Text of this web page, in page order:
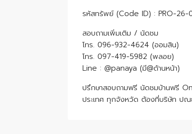
รหัสทรัพย์ (Code ID) : PRO-26-
สอบถามเพิ่มเติม / นัดชม
โทร. 096-932-4624 (ออมสิน)
โทร. 097-419-5982 (พลอย)
Line : @panaya (มี@ด้านหน้า)
ปรึกษาสอบถามฟรี นัดชมบ้านฟรี
ประเทศ ทุกจังหวัด ต้องที่บริษัท ป